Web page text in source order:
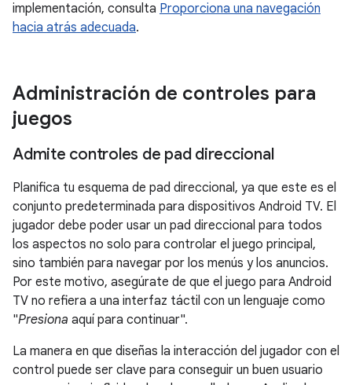
implementación, consulta Proporciona una navegación
hacia atrás adecuada.
Administración de controles para
juegos
Admite controles de pad direccional
Planifica tu esquema de pad direccional, ya que este es el
conjunto predeterminada para dispositivos Android TV. El
jugador debe poder usar un pad direccional para todos
los aspectos no solo para controlar el juego principal,
sino también para navegar por los menús y los anuncios.
Por este motivo, asegúrate de que el juego para Android
TV no refiera a una interfaz táctil con un lenguaje como
"Presiona aquí para continuar".
La manera en que diseñas la interacción del jugador con el
control puede ser clave para conseguir un buen usuario